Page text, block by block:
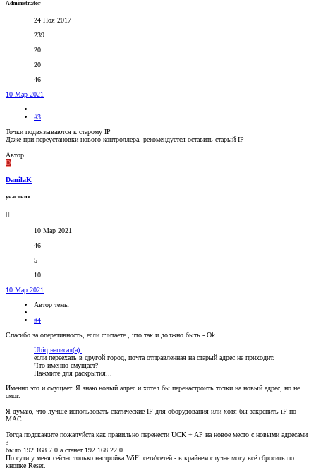
Administrator
24 Ноя 2017
239
20
20
46
10 Мар 2021
#3
Точки подвязываются к старому IP
Даже при переустановки нового контроллера, рекомендуется оставить старый IP
Автор
D
DanilaK
участник
10 Мар 2021
46
5
10
10 Мар 2021
Автор темы
#4
Спасибо за оперативность, если считаете , что так и должно быть - Ok.
Ubiq написал(а):
если переехать в другой город, почта отправленная на старый адрес не приходит.
Что именно смущает?
Нажмите для раскрытия...
Именно это и смущает. Я знаю новый адрес и хотел бы перенастроить точки на новый адрес, но не
смог.
Я думаю, что лучше использовать статические IP для оборудования или хотя бы закрепить iP по
MAC
Тогда подскажите пожалуйста как правильно перенести UCK + AP на новое место с новыми адресами
?
было 192.168.7.0 а станет 192.168.22.0
По сути у меня сейчас только настройка WiFi сети\сетей - в крайнем случае могу всё сбросить по
кнопке Reset.